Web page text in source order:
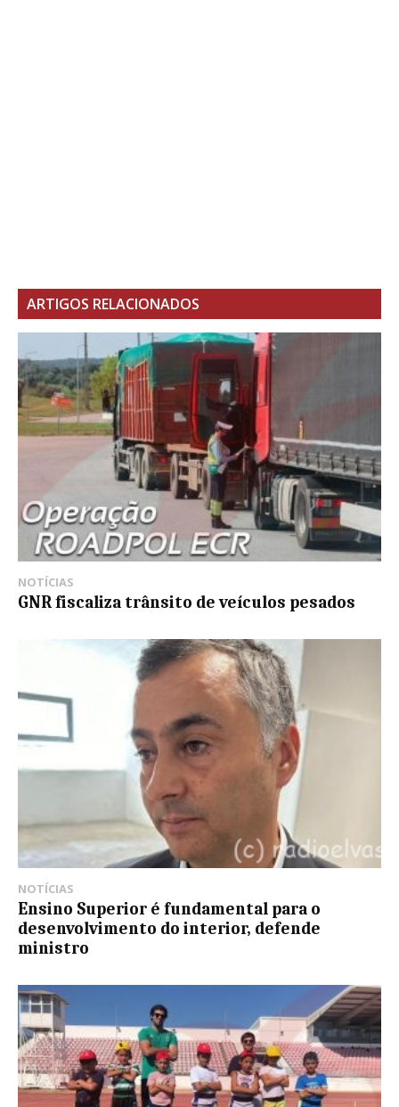
ARTIGOS RELACIONADOS
NOTÍCIAS
GNR fiscaliza trânsito de veículos pesados
NOTÍCIAS
Ensino Superior é fundamental para o
desenvolvimento do interior, defende
ministro